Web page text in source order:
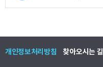
개인정보처리방침 찾아오시는 길